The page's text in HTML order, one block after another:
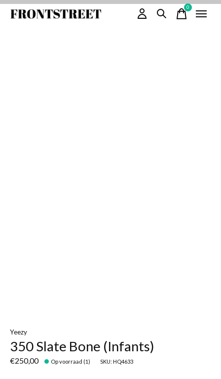
0items
Yeezy
350 Slate Bone (Infants)
€250,00 Op voorraad (1) SKU: HQ4633